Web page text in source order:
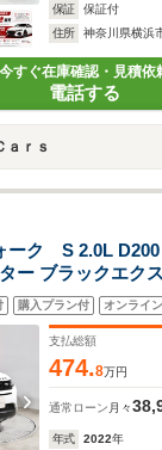
保証
保証付
住所
神奈川県横浜
今すぐ在庫確認・見積依
電話する
ａｒｓ
ーク S 2.0L
ー ブラックエク
カメラ パワーテ
トロール ブライン
純正ナビ
購入プラン付 オンライ
支払総額
474.8万円
通常ローン 月々
年式 2022年